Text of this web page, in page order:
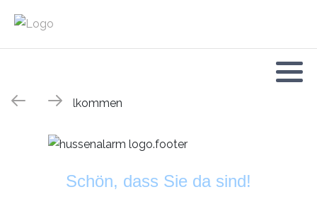
Schön, dass Sie da sind!